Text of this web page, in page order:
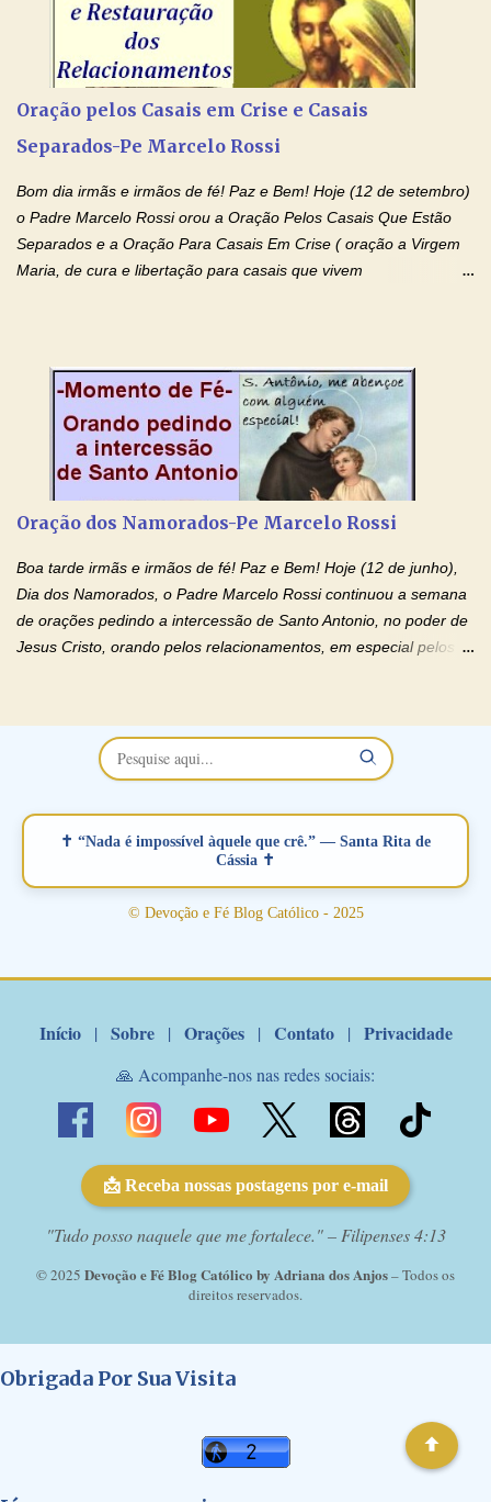
celestiais através da intercessão da Serva de Deus Nhá Chica)
(Rezar durante nove dias seguidos ou intercalados) Nhá Chica,
recorro a vós como intercessora entre a Bondade Divina e as
entregueis nas mãos do Santíssimo o meu pedido urgente (Fazer
o pedido). Acolhei, Nhá Chica, no vosso coração bondoso as
Oração pelos Casais em Crise e Casais
Separados-Pe Marcelo Rossi
Bom dia irmãs e irmãos de fé! Paz e Bem! Hoje (12 de setembro)
o Padre Marcelo Rossi orou a Oração Pelos Casais Que Estão
Separados e a Oração Para Casais Em Crise ( oração a Virgem
Maria, de cura e libertação para casais que vivem
no programa de rádio Momento de Fé, pela cura dos
relacionamentos. Seu relacionamento está doente? Você está
sofrendo? Então ouça o Momento de Fé e entre nesta corrente
de orações abençoadas, d eixe o Amor Ágape de Jesus curar e
restaurar você e seu relacionamento. Adriana-Devoção e Fé
separados, devido ao envolvimento de outras pessoas no
relacionamento e que minaram, espiritualmente, a relação do
casal. Vamos orar (coloque o seu esposo ou esposa diante de
Deus). "Senhor Jesus, restaura os laços ...
Oração dos Namorados-Pe Marcelo Rossi
Boa tarde irmãs e irmãos de fé! Paz e Bem! Hoje (12 de junho),
Dia dos Namorados, o Padre Marcelo Rossi continuou a semana
de orações pedindo a intercessão de Santo Antonio, no poder de
Jesus Cristo, orando pelos relacionamentos, em especial pelos
maravilhosos cartões que coloquei aqui para vocês. Não perca
esta abençoada semana no Momento de Fé do Padre Marcelo,
vamos juntos formar esta forte corrente de orações. Você que
verdadeiro, ou que está com problemas no relacionamento
amoroso, creia na poderosa intercessão deste santo amigo:
Santo Antonio! Tenha fé, não desista, pois ele intercede por nós
junto a Jesus! Fique no Amor Ágape de Jesus e no Amor Materno
✝ “Nada é impossível àquele que crê.” — Santa Rita de
Cássia ✝
© Devoção e Fé Blog Católico - 2025
Início | Sobre | Orações | Contato | Privacidade
🙏 Acompanhe-nos nas redes sociais:
📩 Receba nossas postagens por e-mail
"Tudo posso naquele que me fortalece." – Filipenses 4:13
© 2025 Devoção e Fé Blog Católico by Adriana dos Anjos– Todos os
direitos reservados.
Obrigada Por Sua Visita